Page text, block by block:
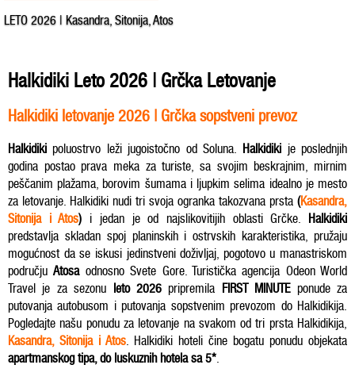
LETO 2026 | Kasandra, Sitonija, Atos
Halkidiki Leto 2026 | Grčka Letovanje
Halkidiki letovanje 2026 | Grčka sopstveni prevoz
Halkidikipoluostrvo leži jugoistočno od Soluna. Halkidiki je poslednjih
godina postao prava meka za turiste, sa svojim beskrajnim, mirnim
peščanim plažama, borovim šumama i ljupkim selima idealno je mesto
za letovanje. Halkidiki nudi tri svoja ogranka takozvana prsta (Kasandra,
SitonijaiAtos) i jedan je od najslikovitijih oblasti Grčke. Halkidiki
predstavlja skladan spoj planinskih i ostrvskih karakteristika, pružaju
mogućnost da se iskusi jedinstveni doživljaj, pogotovo u manastriskom
područjuAtosaodnosno Svete Gore. Turistička agencija Odeon World
Travel je za sezonu leto 2026 pripremila FIRST MINUTEponude za
putovanja autobusom i putovanja sopstvenim prevozom do Halkidikija.
Pogledajte našu ponudu za letovanje na svakom od tri prsta Halkidikija,
Kasandra, SitonijaiAtos. Halkidiki hoteli čine bogatu ponudu objekata
apartmanskog tipa, do luskuznih hotela sa 5*.